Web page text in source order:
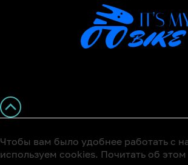
Чтобы вам было удобнее работать с
используем cookies. Почитать об